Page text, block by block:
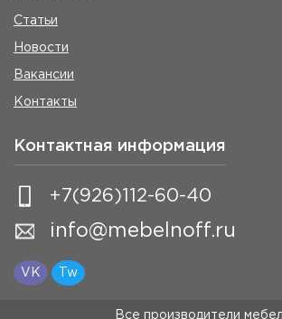
Статьи
Новости
Вакансии
Контакты
Контактная информация
+7(926)112-60-40
info@mebelnoff.ru
VK Tw
Все производители